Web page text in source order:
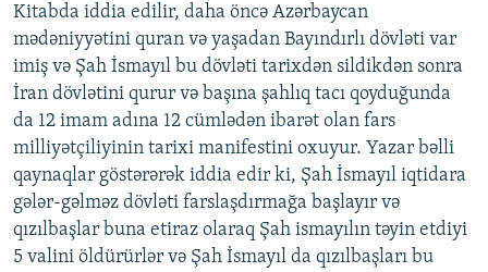
Kitabda iddia edilir, daha öncə Azərbaycan
mədəniyyətini quran və yaşadan Bayındırlı dövləti var
imiş və Şah İsmayıl bu dövləti tarixdən sildikdən sonra
İran dövlətini qurur və başına şahlıq tacı qoyduğunda
da 12 imam adına 12 cümlədən ibarət olan fars
milliyətçiliyinin tarixi manifestini oxuyur. Yazar bəlli
qaynaqlar göstərərək iddia edir ki, Şah İsmayıl iqtidara
gələr-gəlməz dövləti farslaşdırmağa başlayır və
qızılbaşlar buna etiraz olaraq Şah ismayılın təyin etdiyi
5 valini öldürürlər və Şah İsmayıl da qızılbaşları bu